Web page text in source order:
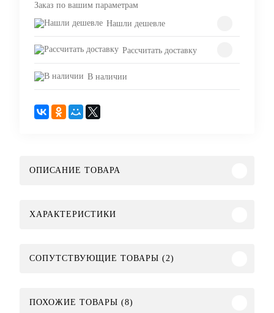
Заказ по вашим параметрам
Нашли дешевле
Рассчитать доставку
В наличии
ОПИСАНИЕ ТОВАРА
ХАРАКТЕРИСТИКИ
СОПУТСТВУЮЩИЕ ТОВАРЫ (2)
ПОХОЖИЕ ТОВАРЫ (8)